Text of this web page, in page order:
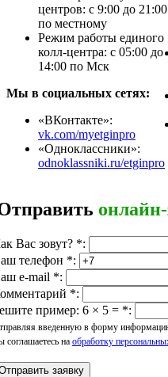
центров: с 9:00 до 21:00
по местному
Режим работы единого
колл-центра: с 05:00 до
14:00 по Мск
Мы в социальных сетях:
«ВКонтакте»:
vk.com/myetginpro
«Одноклассники»:
odnoklassniki.ru/etginpro
Вас зовут? *:
телефон *:
e-mail *:
*:
пример: 6 × 5 = *:
введенную в форму
соглашаетесь на обработку
заявку